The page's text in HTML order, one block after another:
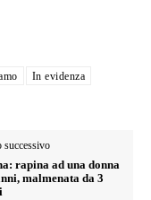
In evidenza
rapina ad una donna
malmenata da 3